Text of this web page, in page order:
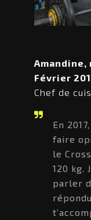
Amandine,
Février
Chef de
En
faire
le
120 kg.
parler